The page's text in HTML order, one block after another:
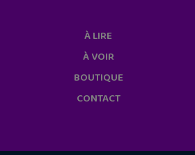
À LIRE
À VOIR
BOUTIQUE
CONTACT